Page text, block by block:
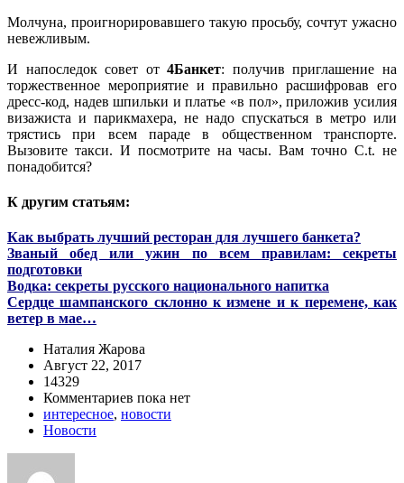
Молчуна, проигнорировавшего такую просьбу, сочтут ужасно
невежливым.
И напоследок совет от4Банкет: получив приглашение на
торжественное мероприятие и правильно расшифровав его
дресс-код, надев шпильки и платье «в пол», приложив усилия
визажиста и парикмахера, не надо спускаться в метро или
трястись при всем параде в общественном транспорте.
Вызовите такси. И посмотрите на часы. Вам точно C.t. не
понадобится?
К другим статьям:
Как выбрать лучший ресторан для лучшего банкета?
Званый обед или ужин по всем правилам: секреты
подготовки
Водка: секреты русского национального напитка
Сердце шампанского склонно к измене и к перемене, как
ветер в мае…
Наталия Жарова
Август 22, 2017
14329
Комментариев пока нет
интересное, новости
Новости